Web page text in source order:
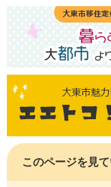
このページを見